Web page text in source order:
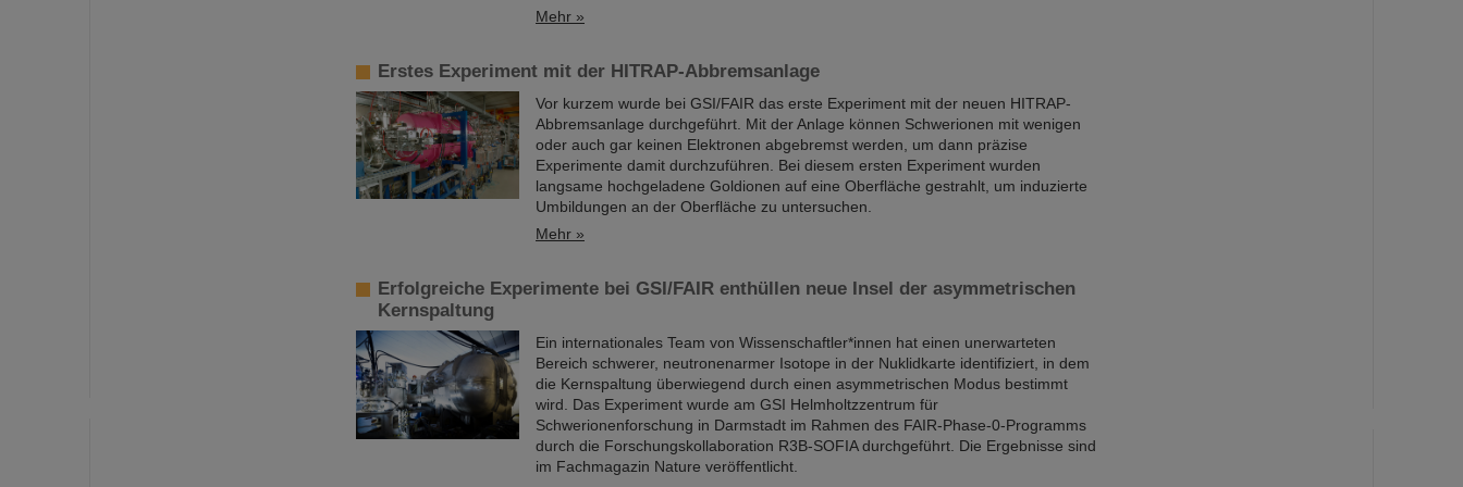
Mehr »
Erstes Experiment mit der HITRAP-Abbremsanlage
Vor kurzem wurde bei GSI/FAIR das erste Experiment mit der neuen HITRAP-
Abbremsanlage durchgeführt. Mit der Anlage können Schwerionen mit wenigen
oder auch gar keinen Elektronen abgebremst werden, um dann präzise
Experimente damit durchzuführen. Bei diesem ersten Experiment wurden
langsame hochgeladene Goldionen auf eine Oberfläche gestrahlt, um induzierte
Umbildungen an der Oberfläche zu untersuchen.
Mehr »
Erfolgreiche Experimente bei GSI/FAIR enthüllen neue Insel der asymmetrischen
Kernspaltung
Ein internationales Team von Wissenschaftler*innen hat einen unerwarteten
Bereich schwerer, neutronenarmer Isotope in der Nuklidkarte identifiziert, in dem
die Kernspaltung überwiegend durch einen asymmetrischen Modus bestimmt
wird. Das Experiment wurde am GSI Helmholtzzentrum für
Schwerionenforschung in Darmstadt im Rahmen des FAIR-Phase-0-Programms
durch die Forschungskollaboration R3B-SOFIA durchgeführt. Die Ergebnisse sind
im Fachmagazin Nature veröffentlicht.